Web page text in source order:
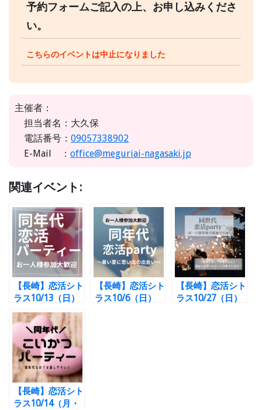
予約フォームご記入の上、お申し込みくださ
い。
こちらのイベントは中止になりました
主催者：
担当者名：大久保
電話番号： 09057338902
E-Mail ： office@meguriai-nagasaki.jp
関連イベント:
【長崎】恋活シト
ラス10/13（日）
【12:30-14:00】
50歳代の方限定
☆同世代恋活
Party☆彡
【長崎】恋活シト
ラス10/6（日）
【長崎】恋活シト
ラス10/27（日）
【長崎】恋活シト
ラス10/14（月・